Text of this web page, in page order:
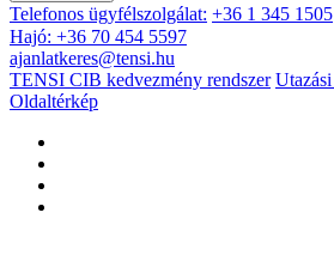
Telefonos ügyfélszolgálat: +36 1 345 1505
Hajó: +36 70 454 5597
ajanlatkeres@tensi.hu
TENSI CIB kedvezmény rendszer
Oldaltérkép